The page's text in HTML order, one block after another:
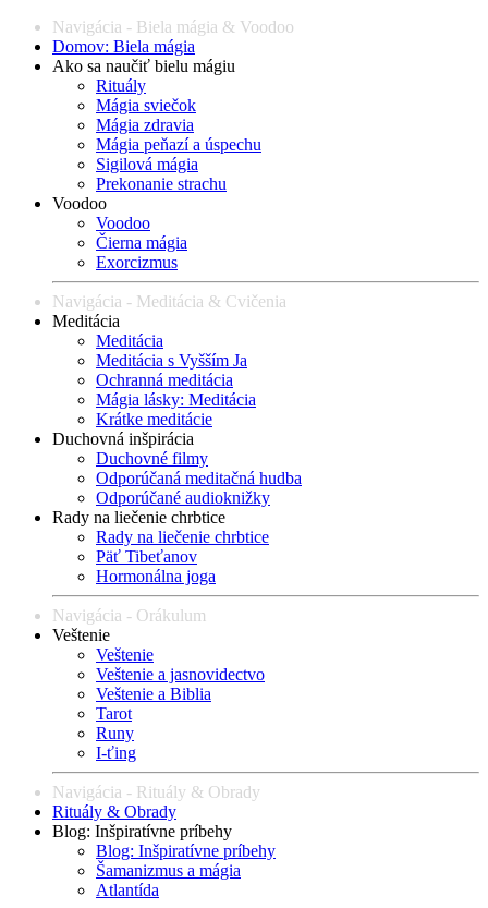
Navigácia - Biela mágia & Voodoo
Domov: Biela mágia
Ako sa naučiť bielu mágiu
Rituály
Mágia sviečok
Mágia zdravia
Mágia peňazí a úspechu
Sigilová mágia
Prekonanie strachu
Voodoo
Voodoo
Čierna mágia
Exorcizmus
Navigácia - Meditácia & Cvičenia
Meditácia
Meditácia
Meditácia s Vyšším Ja
Ochranná meditácia
Mágia lásky: Meditácia
Krátke meditácie
Duchovná inšpirácia
Duchovné filmy
Odporúčaná meditačná hudba
Odporúčané audioknižky
Rady na liečenie chrbtice
Rady na liečenie chrbtice
Päť Tibeťanov
Hormonálna joga
Navigácia - Orákulum
Veštenie
Veštenie
Veštenie a jasnovidectvo
Veštenie a Biblia
Tarot
Runy
I-ťing
Navigácia - Rituály & Obrady
Rituály & Obrady
Blog: Inšpiratívne príbehy
Blog: Inšpiratívne príbehy
Šamanizmus a mágia
Atlantída